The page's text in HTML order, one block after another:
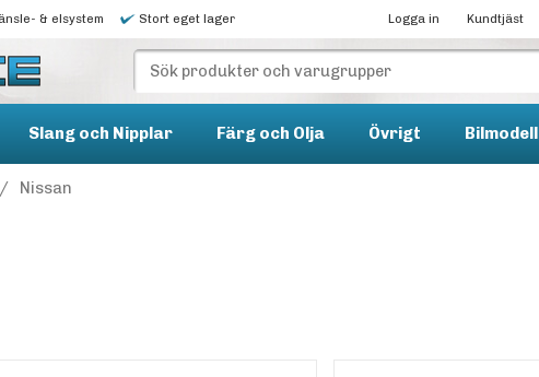
& elsystem Stort eget lager Logga in Kundtjäst
Slang och Nipplar Färg och Olja Övrigt Bilmodell
/ Nissan